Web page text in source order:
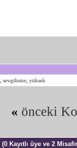
sevgilisine yüksek
« önceki
(0 Kayıtlı üye ve 2